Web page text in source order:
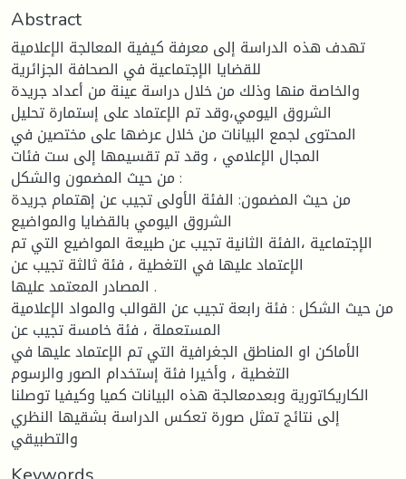
Abstract
تهدف هذه الدراسة إلى معرفة كيفية المعالجة الإعلامية
للقضايا الإجتماعية في الصحافة الجزائرية
والخاصة منها وذلك من خلال دراسة عينة من أعداد جريدة
الشروق اليومي،وقد تم الإعتماد على إستمارة تحليل
المحتوى لجمع البيانات من خلال عرضها على مختصين في
المجال الإعلامي ، وقد تم تقسيمها إلى ست فئات
من حيث المضمون والشكل :
من حيث المضمون: الفئة الأولى تجيب عن إهتمام جريدة
الشروق اليومي بالقضايا والمواضيع
الإجتماعية ،الفئة الثانية تجيب عن طبيعة المواضيع التي تم
الإعتماد عليها في التغطية ، فئة ثالثة تجيب عن
المصادر المعتمد عليها .
من حيث الشكل : فئة رابعة تجيب عن القوالب والمواد الإعلامية
المستعملة ، فئة خامسة تجيب عن
الأماكن او المناطق الجغرافية التي تم الإعتماد عليها في
التغطية ، وأخيرا فئة إستخدام الصور والرسوم
الكاريكاتورية وبعدمعالجة هذه البيانات كميا وكيفيا توصلنا
إلى نتائج تمثل صورة تعكس الدراسة بشقيها النظري
والتطبيقي